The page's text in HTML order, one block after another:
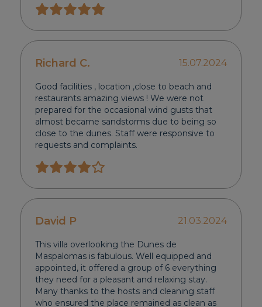
Richard C. 15.07.2024
Good facilities , location ,close to beach and
restaurants amazing views ! We were not
prepared for the occasional wind gusts that
almost became sandstorms due to being so
close to the dunes. Staff were responsive to
requests and complaints.
David P 21.03.2024
This villa overlooking the Dunes de
Maspalomas is fabulous. Well equipped and
appointed, it offered a group of 6 everything
they need for a pleasant and relaxing stay.
Many thanks to the hosts and cleaning staff
who ensured the place remained as clean as